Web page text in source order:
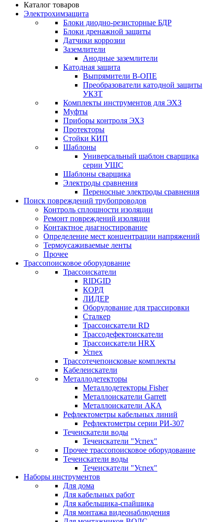
Каталог товаров
Электрохимзащита
Блоки диодно-резисторные БДР
Блоки дренажной защиты
Датчики коррозии
Заземлители
Анодные заземлители
Катодная защита
Выпрямители В-ОПЕ
Преобразователи катодной защиты
УКЗТ
Комплекты инструментов для ЭХЗ
Муфты
Приборы контроля ЭХЗ
Протекторы
Стойки КИП
Шаблоны
Универсальный шаблон сварщика
серии УШС
Шаблоны сварщика
Электроды сравнения
Переносные электроды сравнения
Поиск повреждений трубопроводов
Контроль сплошности изоляции
Ремонт повреждений изоляции
Контактное диагностирование
Определение мест концентрации напряжений
Термоусаживаемые ленты
Прочее
Трассопоисковое оборудование
Трассоискатели
RIDGID
КОРД
ЛИДЕР
Оборудование для трассировки
Сталкер
Трасcоискатели RD
Трассодефектоискатели
Трассоискатели HRX
Успех
Трассотечепоисковые комплекты
Кабелеискатели
Металлодетекторы
Металлодетекторы Fisher
Металлоискатели Garrett
Металлоискатели АКА
Рефлектометры кабельных линий
Рефлектометры серии РИ-307
Течеискатели воды
Течеискатели "Успех"
Прочее трассопоисковое оборудование
Течеискатели воды
Течеискатели "Успех"
Наборы инструментов
Для дома
Для кабельных работ
Для кабельщика-спайщика
Для монтажа видеонаблюдения